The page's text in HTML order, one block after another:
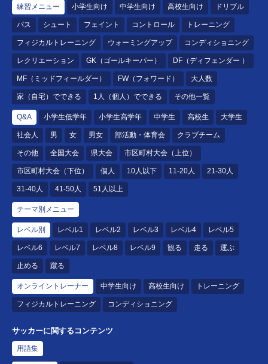
練習メニュー 小学生向け 中学生向け 高校生向け ドリブル
パス シュート フェイント コントロール トレーニング
フィジカルトレーニング ウォーミングアップ コンディショニング
レクリエーション GK（ゴールキーパー） DF（ディフェンダー ）
MF（ミッドフィールダー） FW（フォワード） 大人数
家（自宅）でできる 1人（個人）でできる その他一覧
Q&A 小学生低学年 小学生高学年 中学生 高校生 大学生
社会人 男 女 男女 部活動・体育会 クラブチーム
その他 全国大会 県大会 市区町村大会（上位）
市区町村大会（下位） 個人 10人以下 11-20人 21-30人
31-40人 41-50人 51人以上
テーマ別メニュー
レベル別 レベル1 レベル2 レベル3 レベル4 レベル5
レベル6 レベル7 レベル8 レベル9 観る 走る 運ぶ
止める 蹴る
オンライントレーナー 中学生向け 高校生向け トレーニング
フィジカルトレーニング コンディショニング
サッカーに関するコンテンツ
用語集